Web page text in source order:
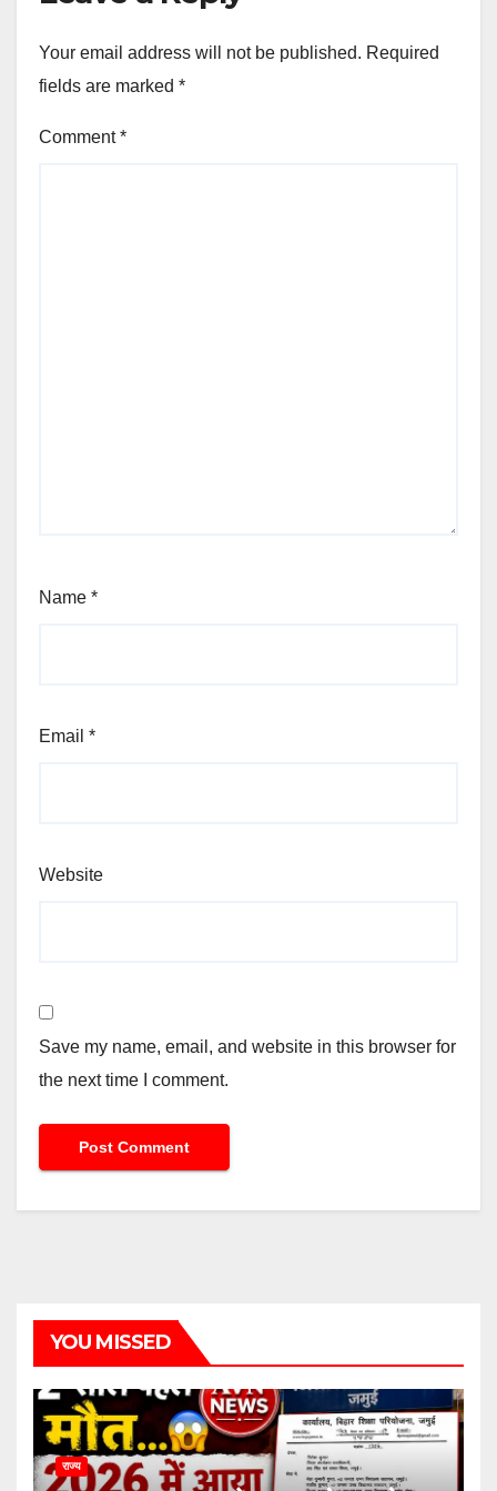
Your email address will not be published. Required
fields are marked *
Comment*
Name *
Email *
Website
Save my name, email, and website in this browser for
the next time I comment.
YOU MISSED
राज्य